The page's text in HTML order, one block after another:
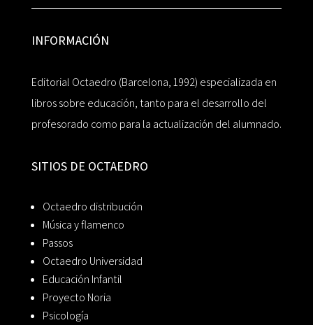
INFORMACIÓN
Editorial Octaedro (Barcelona, 1992) especializada en
libros sobre educación, tanto para el desarrollo del
profesorado como para la actualización del alumnado.
SITIOS DE OCTAEDRO
Octaedro distribución
Música y flamenco
Passos
Octaedro Universidad
Educación Infantil
Proyecto Noria
Psicología